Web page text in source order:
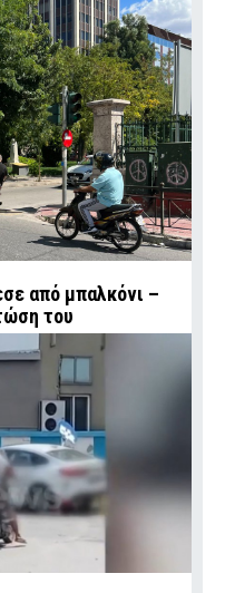
από μπαλκόνι –
του